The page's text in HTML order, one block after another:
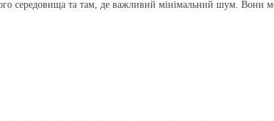
середовища та там, де важливий мінімальний шум. Вони